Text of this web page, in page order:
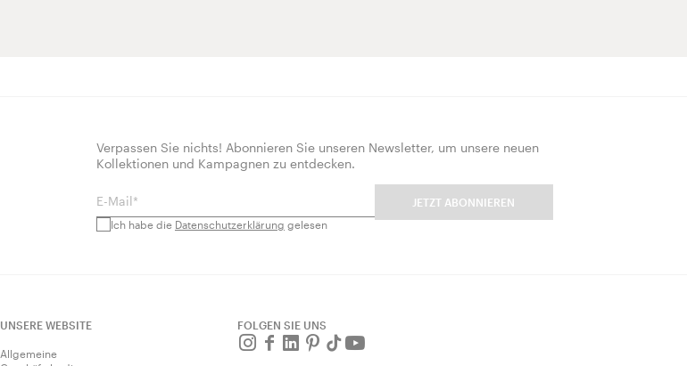
Verpassen Sie nichts! Abonnieren Sie unseren Newsletter, um unsere neuen
Kollektionen und Kampagnen zu entdecken.
E-Mail*
Ich habe die Datenschutzerklärung gelesen
JETZT ABONNIEREN
UNSERE WEBSITE
Allgemeine
FOLGEN SIE UNS